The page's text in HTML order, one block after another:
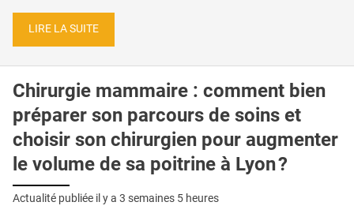
LIRE LA SUITE
Chirurgie mammaire : comment bien
préparer son parcours de soins et
choisir son chirurgien pour augmenter
le volume de sa poitrine à Lyon ?
Actualité publiée il y a 3 semaines 5 heures